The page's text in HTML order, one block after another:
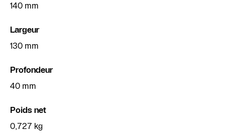
140 mm
Largeur
130 mm
Profondeur
40 mm
Poids net
0,727 kg